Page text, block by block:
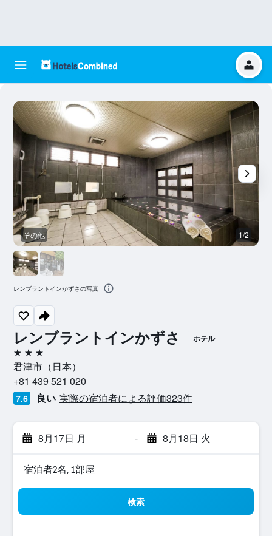
レンブラントインかずさ ホテル
3つ星
君津市​（日本​）​
+81 439 521 020
7.6 良い 実際の宿泊者による評価323​件
8月17日 月 - 8月18日 火
宿泊者2名, 1​部屋
検索
その他 1/2
レンブラントインかずさの写真